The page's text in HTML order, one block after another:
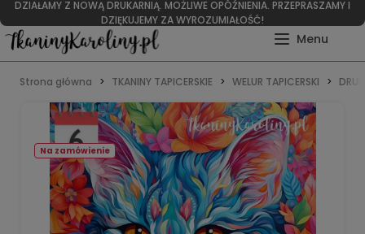
DZIAŁAMY Z NOWĄ DRUKARNIĄ. MOŻLIWE OPÓŹNIENIA. PRZEPRASZAMY I
DZIĘKUJEMY ZA WYROZUMIAŁOŚĆ!
Strona główna TKANINY TAPICERSKIE WELUR TAPICERSKI
Na zamówienie